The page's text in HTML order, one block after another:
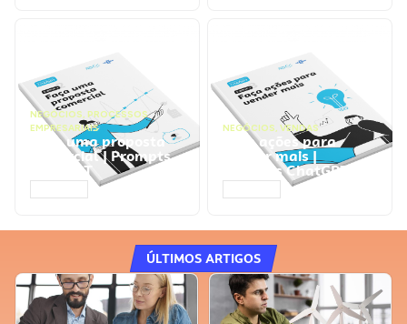
NEGÓCIOS, PROCESSOS
EMPRESARIAIS
Faça uma proposta
comercial | Prompts
ChatGPT
NEGÓCIOS, VENDAS
Faça ações para
vender mais |
Prompts ChatGPT
ÚLTIMOS ARTIGOS